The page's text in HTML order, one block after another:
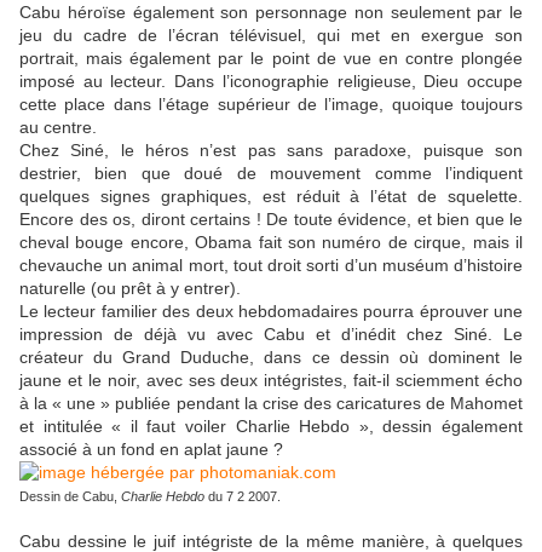
Cabu héroïse également son personnage non seulement par le
jeu du cadre de l’écran télévisuel, qui met en exergue son
portrait, mais également par le point de vue en contre plongée
imposé au lecteur. Dans l’iconographie religieuse, Dieu occupe
cette place dans l’étage supérieur de l’image, quoique toujours
au centre.
Chez Siné, le héros n’est pas sans paradoxe, puisque son
destrier, bien que doué de mouvement comme l’indiquent
quelques signes graphiques, est réduit à l’état de squelette.
Encore des os, diront certains ! De toute évidence, et bien que le
cheval bouge encore, Obama fait son numéro de cirque, mais il
chevauche un animal mort, tout droit sorti d’un muséum d’histoire
naturelle (ou prêt à y entrer).
Le lecteur familier des deux hebdomadaires pourra éprouver une
impression de déjà vu avec Cabu et d’inédit chez Siné. Le
créateur du Grand Duduche, dans ce dessin où dominent le
jaune et le noir, avec ses deux intégristes, fait-il sciemment écho
à la « une » publiée pendant la crise des caricatures de Mahomet
et intitulée « il faut voiler Charlie Hebdo », dessin également
associé à un fond en aplat jaune ?
Dessin de Cabu, Charlie Hebdo du 7 2 2007.
Cabu dessine le juif intégriste de la même manière, à quelques